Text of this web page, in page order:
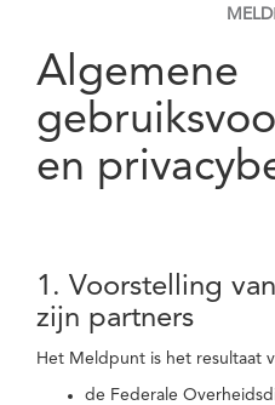
MELD
Algemene
en
1. Voorstelling
zijn partners
Het Meldpunt is het resultaat
de Federale